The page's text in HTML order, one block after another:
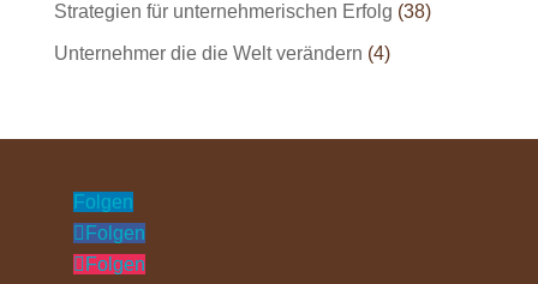
Strategien für unternehmerischen Erfolg (38)
Unternehmer die die Welt verändern (4)
Folgen
Folgen
Folgen